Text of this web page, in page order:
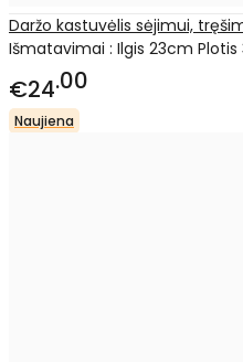
Daržo kastuvėlis sėjimui,
Išmatavimai : Ilgis 23cm Plotis
€24 00
Naujiena